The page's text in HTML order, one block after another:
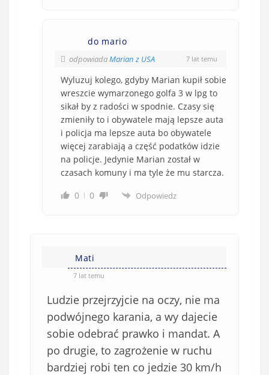
do mario
odpowiadaMarian z USA 7 lat temu
Wyluzuj kolego, gdyby Marian kupił sobie
wreszcie wymarzonego golfa 3 w lpg to
sikał by z radości w spodnie. Czasy się
zmieniły to i obywatele mają lepsze auta
i policja ma lepsze auta bo obywatele
więcej zarabiają a część podatków idzie
na policje. Jedynie Marian został w
czasach komuny i ma tyle że mu starcza.
0
0 Odpowiedz
Mati
7 lat temu
Ludzie przejrzyjcie na oczy, nie ma
podwójnego karania, a wy dajecie
sobie odebrać prawko i mandat. A
po drugie, to zagrożenie w ruchu
bardziej robi ten co jedzie 30 km/h